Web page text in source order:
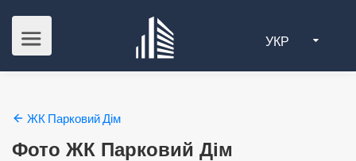
УКР
ЖК Парковий Дім
Фото ЖК Парковий Дім